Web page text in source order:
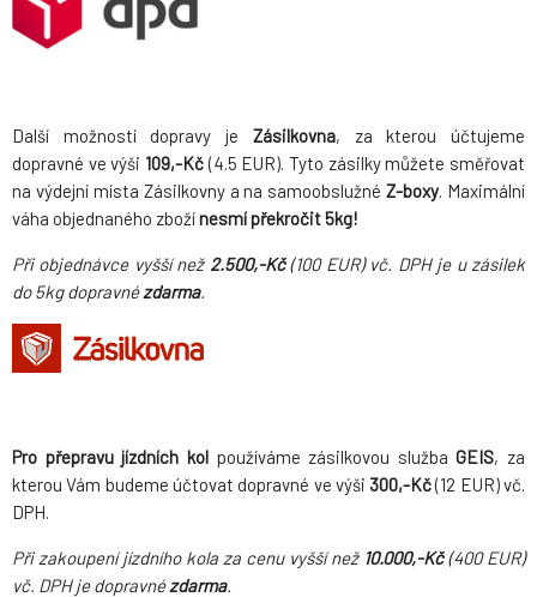
Další možností dopravy je Zásilkovna, za kterou účtujeme
dopravné ve výši 109,-Kč(4.5 EUR). Tyto zásilky můžete směřovat
na výdejní místa Zásilkovny a na samoobslužnéZ-boxy. Maximální
váha objednaného zbožínesmí překročit 5kg!
Při objednávce vyšší než 2.500,-Kč(100 EUR) vč. DPH je u zásilek
do 5kg dopravnézdarma.
Pro přepravu jízdních kolpoužíváme zásilkovou službaGEIS, za
kterou Vám budeme účtovat dopravné ve výši 300,-Kč(12 EUR) vč.
DPH.
Při zakoupení jízdního kola za cenu vyšší než 10.000,-Kč(400 EUR)
vč. DPH je dopravnézdarma.